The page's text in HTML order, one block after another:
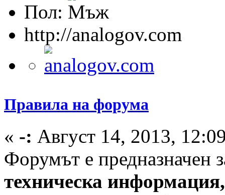
Пол:
http://analogov.com
Правила на форума
« -: Август 14, 2013,
Форумът е предназначен
техническа